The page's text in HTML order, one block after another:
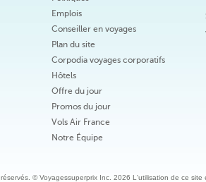
Emplois
Conseiller en voyages
Plan du site
Corpodia voyages corporatifs
Hôtels
Offre du jour
Promos du jour
Vols Air France
Notre Équipe
réservés. © Voyagessuperprix Inc. 2026 L'utilisation de ce